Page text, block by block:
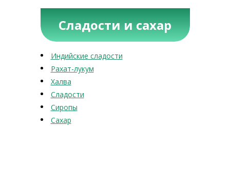
Сладости и сахар
Индийские сладости
Рахат-лукум
Халва
Сладости
Сиропы
Сахар